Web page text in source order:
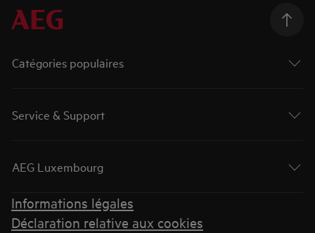
Catégories populaires
Service & Support
AEG Luxembourg
Informations légales
Déclaration relative aux cookies